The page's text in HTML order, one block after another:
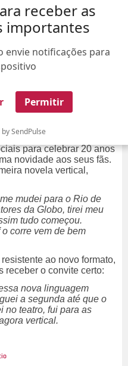
receber as
importantes
envie notificações para
Permitir
SendPulse
para celebrar 20 anos
novidade aos seus fãs.
novela vertical,
mudei para o Rio de
da Globo, tirei meu
tudo começou.
corre vem de bem
ao novo formato,
receber o convite certo:
nova linguagem
a segunda até que o
no teatro, fui para as
vertical.